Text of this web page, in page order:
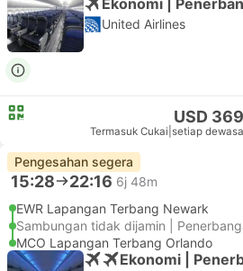
United Airlines
USD 369
Termasuk Cukai setiap dewasa
Pengesahan segera
15:28 22:16 6j 48m
EWR Lapangan Terbang Newark
Sambungan tidak dijamin |
MCO Lapangan Terbang Orlando
Ekonomi |